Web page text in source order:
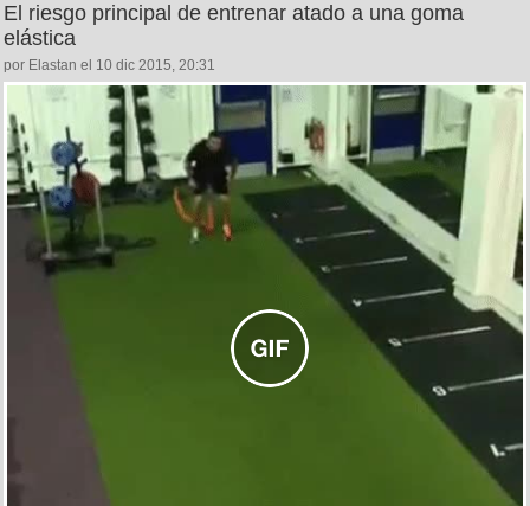
El riesgo principal de entrenar atado a una goma
elástica
por Elastan el 10 dic 2015, 20:31